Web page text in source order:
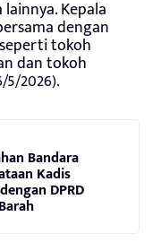
Kepala
dengan
tokoh
dan tokoh
5/2026).
Bandara
Kadis
DPRD